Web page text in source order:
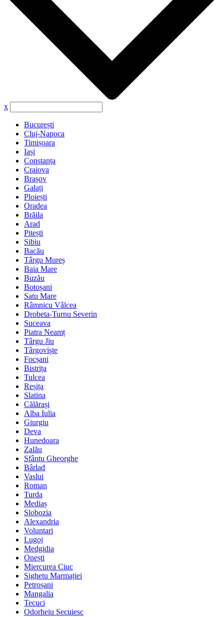
x
București
Cluj-Napoca
Timișoara
Iași
Constanța
Craiova
Brașov
Galați
Ploiești
Oradea
Brăila
Arad
Pitești
Sibiu
Bacău
Târgu Mureș
Baia Mare
Buzău
Botoșani
Satu Mare
Râmnicu Vâlcea
Drobeta-Turnu Severin
Suceava
Piatra Neamț
Târgu Jiu
Târgoviște
Focșani
Bistrița
Tulcea
Reșița
Slatina
Călărași
Alba Iulia
Giurgiu
Deva
Hunedoara
Zalău
Sfântu Gheorghe
Bârlad
Vaslui
Roman
Turda
Mediaș
Slobozia
Alexandria
Voluntari
Lugoj
Medgidia
Onești
Miercurea Ciuc
Sighetu Marmației
Petroșani
Mangalia
Tecuci
Odorheiu Secuiesc